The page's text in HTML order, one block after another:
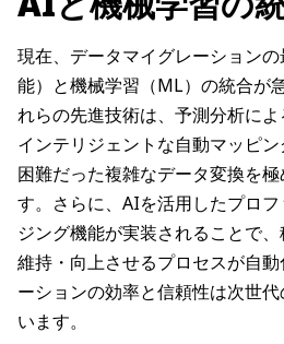
現在、データマイグレーション
能）と機械学習（ML）の統合が
れらの先進技術は、予測分析によ
インテリジェントな自動マッピ
困難だった複雑なデータ変換を
す。さらに、AIを活用したプロ
ジング機能が実装されることで
維持・向上させるプロセスが自
ーションの効率と信頼性は次世
います。